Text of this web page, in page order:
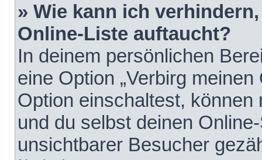
» Wie kann ich
Online-Liste auftaucht?
In deinem persönlichen
eine Option „Verbirg
Option einschaltest,
und du selbst deinen
unsichtbarer Besucher